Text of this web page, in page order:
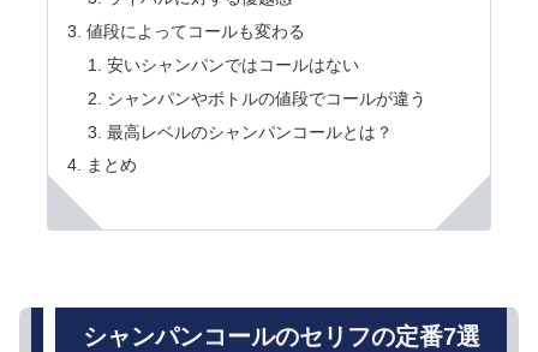
値段によってコールも変わる
安いシャンパンではコールはない
シャンパンやボトルの値段でコールが違う
最高レベルのシャンパンコールとは？
まとめ
シャンパンコールのセリフの定番7選